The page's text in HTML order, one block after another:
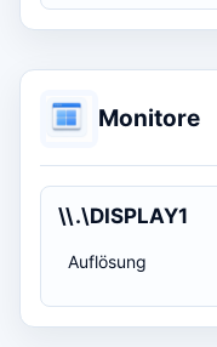
Monitore
\\.\DISPLAY1
Auflösung